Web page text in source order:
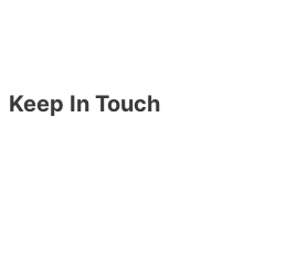
Keep In Touch